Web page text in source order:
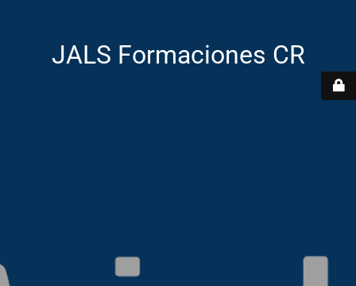
JALS Formaciones CR